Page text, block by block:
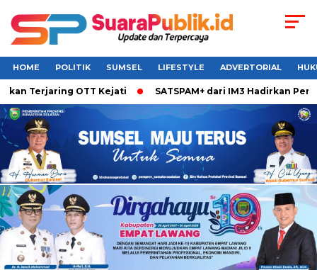
HOME POLITIK SUMSEL LIFESTYLE ADVERTORIAL
OTT Kejati SATSPAM+ dari IM3 Hadirkan